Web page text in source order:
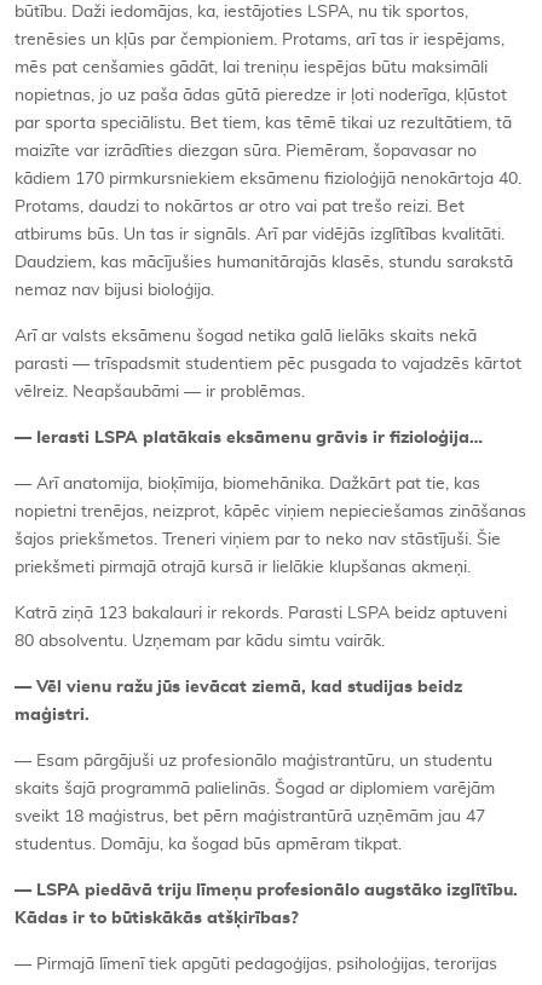
būtību. Daži iedomājas, ka, iestājoties LSPA, nu tik sportos,
trenēsies un kļūs par čempioniem. Protams, arī tas ir iespējams,
mēs pat cenšamies gādāt, lai treniņu iespējas būtu maksimāli
nopietnas, jo uz paša ādas gūtā pieredze ir ļoti noderīga, kļūstot
par sporta speciālistu. Bet tiem, kas tēmē tikai uz rezultātiem, tā
maizīte var izrādīties diezgan sūra. Piemēram, šopavasar no
kādiem 170 pirmkursniekiem eksāmenu fizioloģijā nenokārtoja 40.
Protams, daudzi to nokārtos ar otro vai pat trešo reizi. Bet
atbirums būs. Un tas ir signāls. Arī par vidējās izglītības kvalitāti.
Daudziem, kas mācījušies humanitārajās klasēs, stundu sarakstā
nemaz nav bijusi bioloģija.
Arī ar valsts eksāmenu šogad netika galā lielāks skaits nekā
parasti — trīspadsmit studentiem pēc pusgada to vajadzēs kārtot
vēlreiz. Neapšaubāmi — ir problēmas.
— Ierasti LSPA platākais eksāmenu grāvis ir fizioloģija…
— Arī anatomija, bioķīmija, biomehānika. Dažkārt pat tie, kas
nopietni trenējas, neizprot, kāpēc viņiem nepieciešamas zināšanas
šajos priekšmetos. Treneri viņiem par to neko nav stāstījuši. Šie
priekšmeti pirmajā otrajā kursā ir lielākie klupšanas akmeņi.
Katrā ziņā 123 bakalauri ir rekords. Parasti LSPA beidz aptuveni
80 absolventu. Uzņemam par kādu simtu vairāk.
— Vēl vienu ražu jūs ievācat ziemā, kad studijas beidz
maģistri.
— Esam pārgājuši uz profesionālo maģistrantūru, un studentu
skaits šajā programmā palielinās. Šogad ar diplomiem varējām
sveikt 18 maģistrus, bet pērn maģistrantūrā uzņēmām jau 47
studentus. Domāju, ka šogad būs apmēram tikpat.
— LSPA piedāvā triju līmeņu profesionālo augstāko izglītību.
Kādas ir to būtiskākās atšķirības?
— Pirmajā līmenī tiek apgūti pedagoģijas, psiholoģijas, terorijas